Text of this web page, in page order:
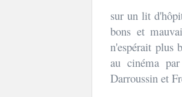
sur un lit
bons et
n'espérait plus
au cinéma
Darroussin et